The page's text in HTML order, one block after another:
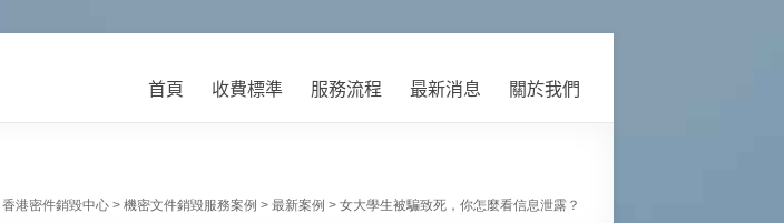
首頁 收費標準 服務流程 最新消息 關於我們
香港密件銷毀中心 > 機密文件銷毀服務案例 > 最新案例 > 女大學生被騙致死，你怎麼看信息泄露？